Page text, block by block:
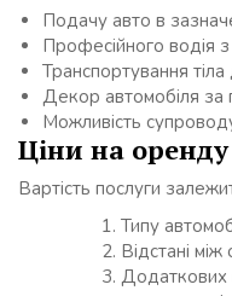
Подачу авто в
Професійного водія
Транспортування
Декор автомобіля за
Можливість
Ціни на
Вартість послуги
Типу
Відстані
Додаткових